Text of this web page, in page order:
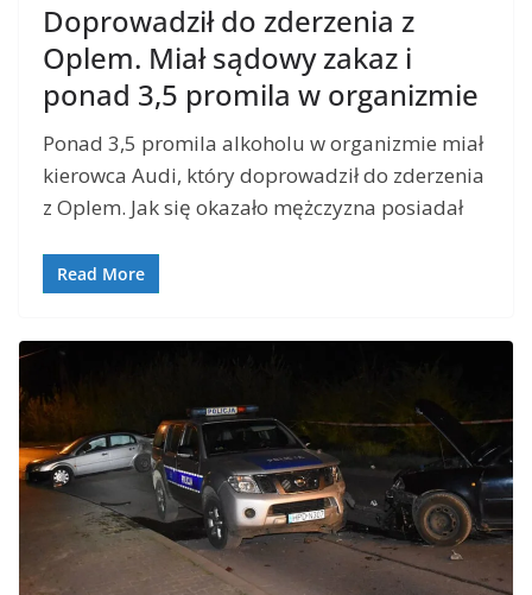
Doprowadził do zderzenia z
Oplem. Miał sądowy zakaz i
ponad 3,5 promila w organizmie
Ponad 3,5 promila alkoholu w organizmie miał
kierowca Audi, który doprowadził do zderzenia
z Oplem. Jak się okazało mężczyzna posiadał
Read More